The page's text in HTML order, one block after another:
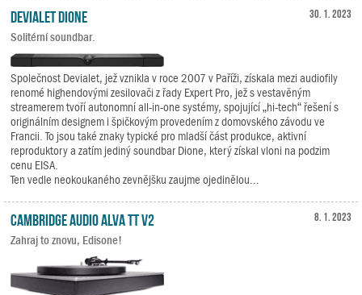
30. 1. 2023
Devialet Dione
Solitérní soundbar.
Společnost Devialet, jež vznikla v roce 2007 v Paříži, získala mezi audiofily
renomé highendovými zesilovači z řady Expert Pro, jež s vestavěným
streamerem tvoří autonomní all-in-one systémy, spojující „hi-tech“ řešení s
originálním designem i špičkovým provedením z domovského závodu ve
Francii. To jsou také znaky typické pro mladší část produkce, aktivní
reproduktory a zatím jediný soundbar Dione, který získal vloni na podzim
cenu EISA.
Ten vedle neokoukaného zevnějšku zaujme ojedinělou...
8. 1. 2023
Cambridge Audio Alva TT V2
Zahraj to znovu, Edisone!